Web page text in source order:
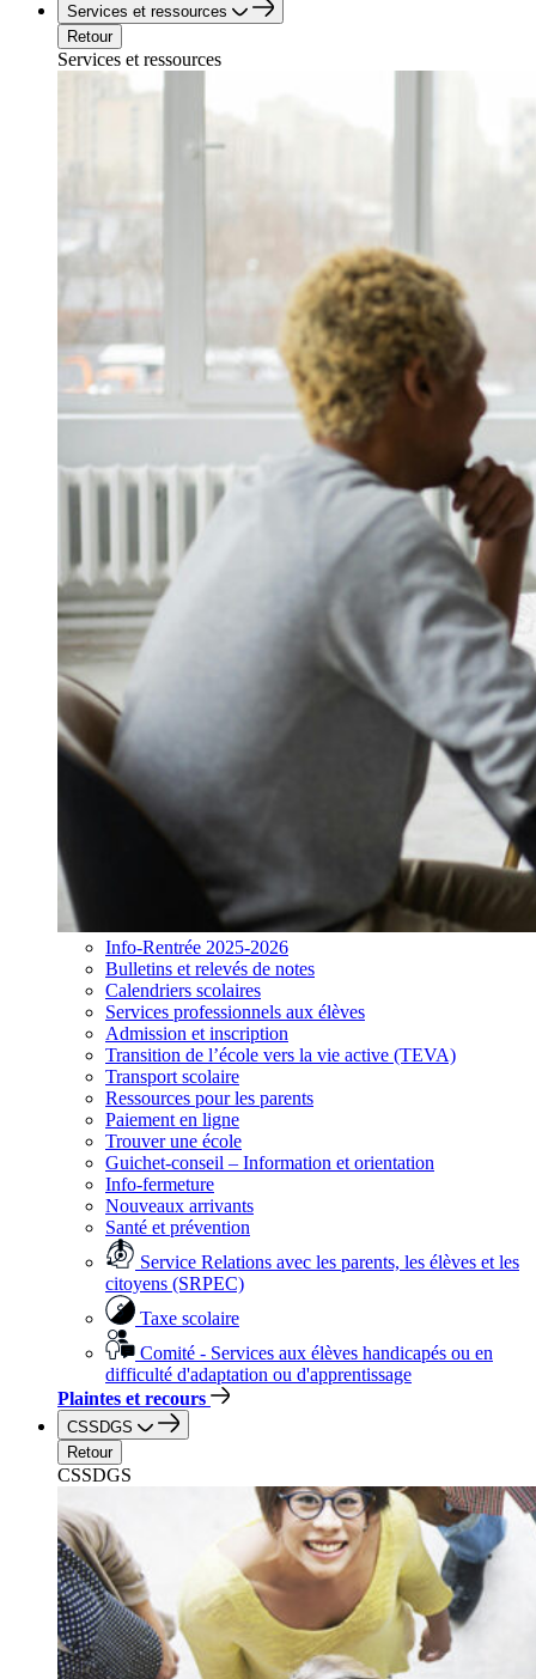
Services et ressources
Retour
Services et ressources
Info-Rentrée 2025-2026
Bulletins et relevés de notes
Calendriers scolaires
Services professionnels aux élèves
Admission et inscription
Transition de l’école vers la vie active (TEVA)
Transport scolaire
Ressources pour les parents
Paiement en ligne
Trouver une école
Guichet-conseil – Information et orientation
Info-fermeture
Nouveaux arrivants
Santé et prévention
Service Relations avec les parents, les élèves et les
citoyens (SRPEC)
Taxe scolaire
Comité - Services aux élèves handicapés ou en
difficulté d'adaptation ou d'apprentissage
Plaintes et recours
CSSDGS
Retour
CSSDGS